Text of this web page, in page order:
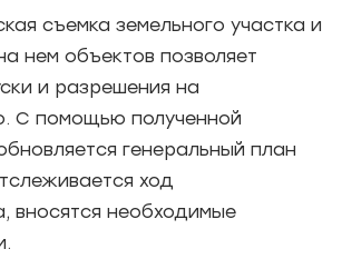
съемка земельного участка и
нем объектов позволяет
и разрешения на
С помощью полученной
генеральный план
ход
вносятся необходимые